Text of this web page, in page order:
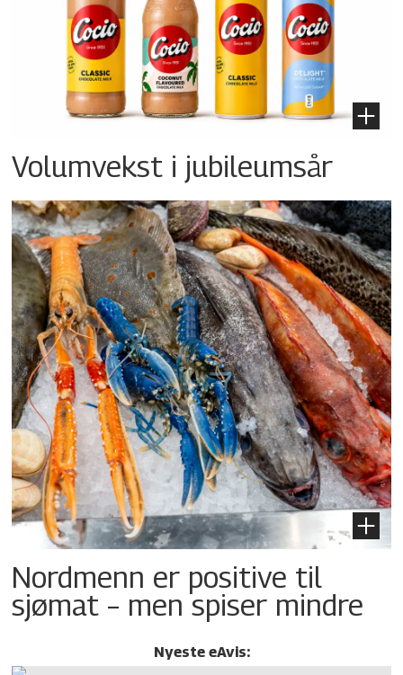
Volumvekst i jubileumsår
Nordmenn er positive til
sjømat – men spiser mindre
Nyeste eAvis: